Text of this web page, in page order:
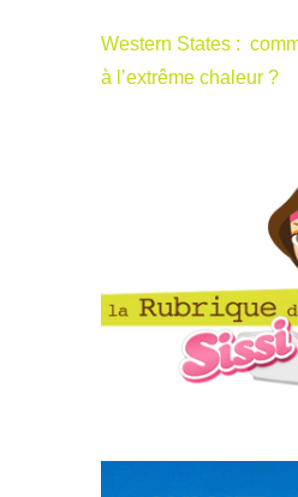
Western States :
à l’extrême chaleur ?